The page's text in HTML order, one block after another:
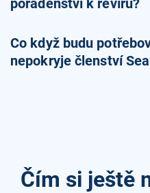
poradenství k revíru?
Co když budu
nepokryje členství
Čím si ještě